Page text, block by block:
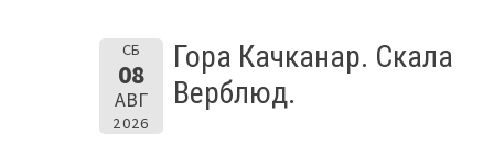
СБ
08
АВГ
2026
Гора Качканар. Скала
Верблюд.